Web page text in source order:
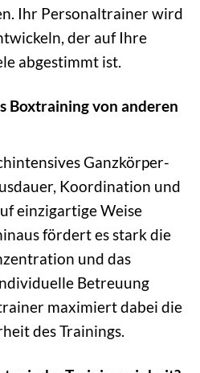
Ihr Personaltrainer wird
der auf Ihre
abgestimmt ist.
Boxtraining von anderen
Ganzkörper-
Koordination und
einzigartige Weise
fördert es stark die
und das
Betreuung
maximiert dabei die
des Trainings.